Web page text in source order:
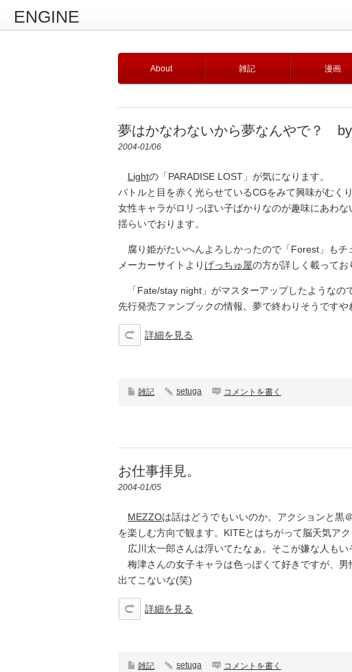
ENGINE
About 雑記 漫画
夢はかなわないから夢なんやで？
2004-01/06
Lightの「PARADISE LOST」が気になります。
バトルと目を赤く光らせているCGをみて興味がむくり
女性キャラがロリっぽい子ばかりなのが趣味にあわ
揺らいでおります。
腐り姫がたいへんよろしかったので「Forest」もチ
メーカーサイトより げっちゅ屋の方が詳しく載ってお
「Fate/stay night」がマスターアップしたようなの
先行発売ファンブックの情報。夢で終わりそうですや
詳細を見る
雑記 setuga コメントを書く
お仕事拝見。
2004-01/05
MEZZOは話はどうでもいいのか。アクションと黒
を楽しむ方向で観ます。KITEとはちがって脳天気アク
広川太一郎さんは浮いてたなぁ。そこが嫌な人もい
梅津さんの女子キャラは色っぽくて好きですが、男
出てこないな(笑)
詳細を見る
雑記 setuga コメントを書く